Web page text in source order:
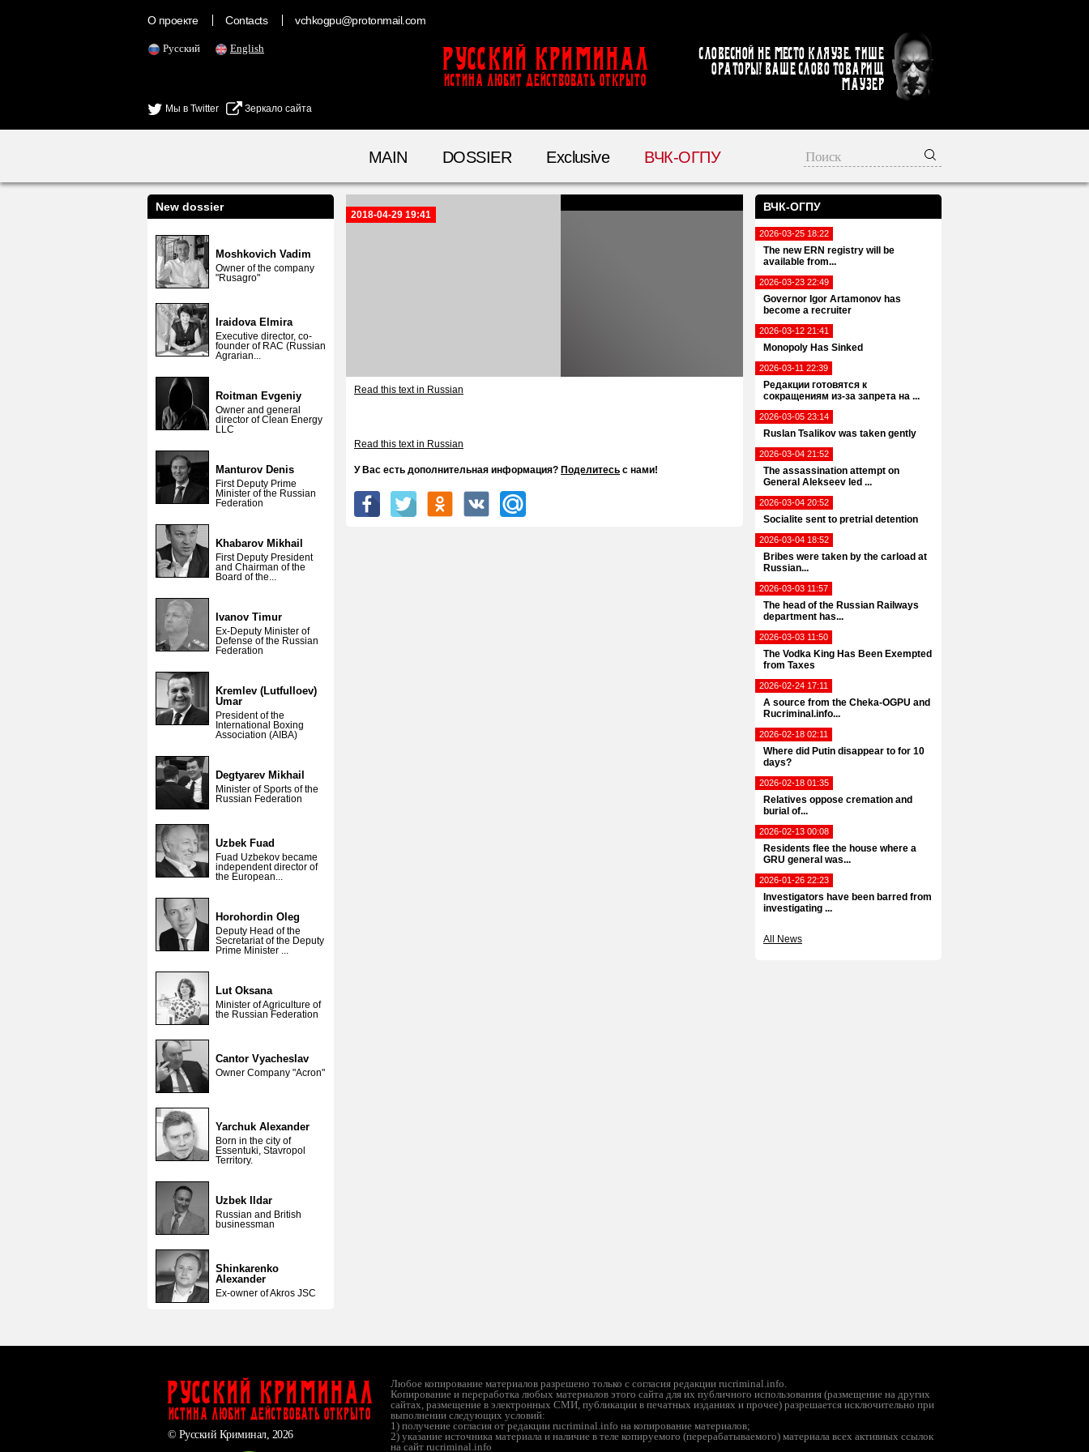
О проекте Contacts vchkogpu@protonmail.com
Русский English
Мы в Twitter Зеркало сайта
Русский Криминал
ИСТИНА ЛЮБИТ ДЕЙСТВОВАТЬ ОТКРЫТО
Словесной не место кляузе. Тише
ораторы! Ваше слово товарищ
Маузер
MAIN DOSSIER Exclusive ВЧК-ОГПУ
ВЧК-ОГПУ
2026-03-25 18:22
The new ERN registry will be
available from...
2026-03-23 22:49
Governor Igor Artamonov has
become a recruiter
2026-03-12 21:41
Monopoly Has Sinked
2026-03-11 22:39
Редакции готовятся к
сокращениям из-за запрета на ...
2026-03-05 23:14
Ruslan Tsalikov was taken gently
2026-03-04 21:52
The assassination attempt on
General Alekseev led ...
2026-03-04 20:52
Socialite sent to pretrial detention
2026-03-04 18:52
Bribes were taken by the carload at
Russian...
2026-03-03 11:57
The head of the Russian Railways
department has...
2026-03-03 11:50
The Vodka King Has Been Exempted
from Taxes
2026-02-24 17:11
A source from the Cheka-OGPU and
Rucriminal.info...
2026-02-18 02:11
Where did Putin disappear to for 10
days?
2026-02-18 01:35
Relatives oppose cremation and
burial of...
2026-02-13 00:08
Residents flee the house where a
GRU general was...
2026-01-26 22:23
Investigators have been barred from
investigating ...
All News
New dossier
Moshkovich Vadim
Owner of the company
"Rusagro"
Iraidova Elmira
Executive director, co-
founder of RAC (Russian
Agrarian...
Roitman Evgeniy
Owner and general
director of Clean Energy
LLC
Manturov Denis
First Deputy Prime
Minister of the Russian
Federation
Khabarov Mikhail
First Deputy President
and Chairman of the
Board of the...
Ivanov Timur
Ex-Deputy Minister of
Defense of the Russian
Federation
Kremlev (Lutfulloev)
Umar
President of the
International Boxing
Association (AIBA)
Degtyarev Mikhail
Minister of Sports of the
Russian Federation
Uzbek Fuad
Fuad Uzbekov became
independent director of
the European...
Horohordin Oleg
Deputy Head of the
Secretariat of the Deputy
Prime Minister ...
Lut Oksana
Minister of Agriculture of
the Russian Federation
Cantor Vyacheslav
Owner Company "Acron"
Yarchuk Alexander
Born in the city of
Essentuki, Stavropol
Territory.
Uzbek Ildar
Russian and British
businessman
Shinkarenko
Alexander
Ex-owner of Akros JSC
2018-04-29 19:41
Read this text in Russian
Read this text in Russian
У Вас есть дополнительная информация? Поделитесь с нами!
Русский Криминал
ИСТИНА ЛЮБИТ ДЕЙСТВОВАТЬ ОТКРЫТО
© Русский Криминал, 2026
Любое копирование материалов разрешено только с согласия редакции rucriminal.info.
Копирование и переработка любых материалов этого сайта для их публичного использования (размещение на других
сайтах, размещение в электронных СМИ, публикации в печатных изданиях и прочее) разрешается исключительно при
выполнении следующих условий:
1) получение согласия от редакции rucriminal.info на копирование материалов;
2) указание источника материала и наличие в теле копируемого (перерабатываемого) материала всех активных ссылок
на сайт rucriminal.info